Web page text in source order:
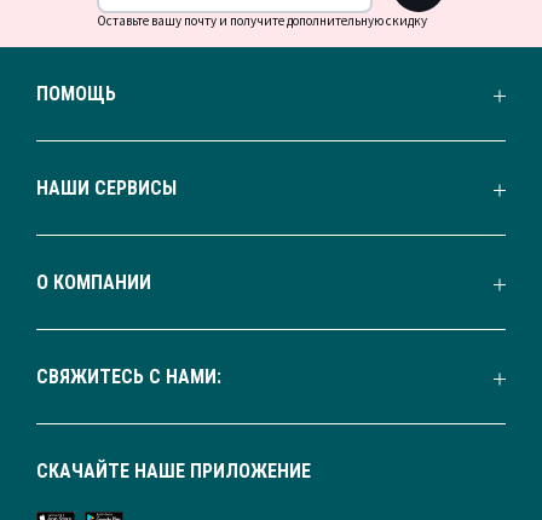
Оставьте вашу почту и получите дополнительную скидку
ПОМОЩЬ
НАШИ СЕРВИСЫ
О КОМПАНИИ
СВЯЖИТЕСЬ С НАМИ:
СКАЧАЙТЕ НАШЕ ПРИЛОЖЕНИЕ